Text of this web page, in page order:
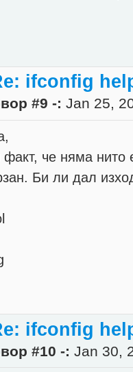
ifconfig
#9 -: Jan 25,
че няма нито
Би ли дал
ifconfig
#10 -: Jan 30,